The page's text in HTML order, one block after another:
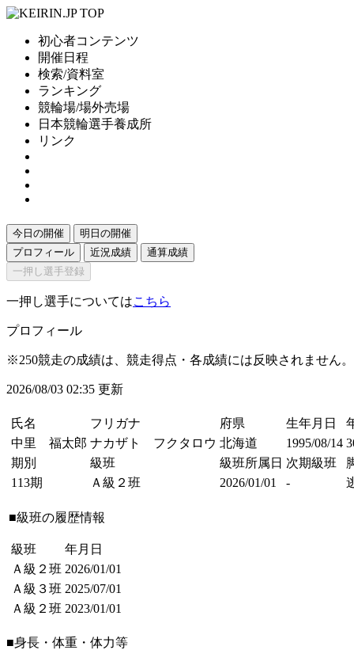
初心者コンテンツ
開催日程
検索/資料室
ランキング
競輪場/場外売場
日本競輪選手養成所
リンク
今日の開催
明日の開催
プロフィール
近況成績
通算成績
一押し選手登録
一押し選手についてはこちら
プロフィール
※250競走の成績は、競走得点・各成績には反映されません。
2026/08/03 02:35 更新
氏名 フリガナ 府県 生年月日
中里 福太郎 ナカザト フクタロウ 北海道 1995/08/14
期別
級班 級班所属日 次期級班
113期
Ａ級２班 2026/01/01 -
■級班の履歴情報
級班
年月日
Ａ級２班 2026/01/01
Ａ級３班 2025/07/01
Ａ級２班 2023/01/01
■身長・体重・体力等